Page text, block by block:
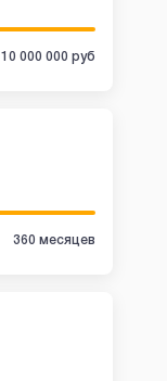
10 000 000 руб
360 месяцев